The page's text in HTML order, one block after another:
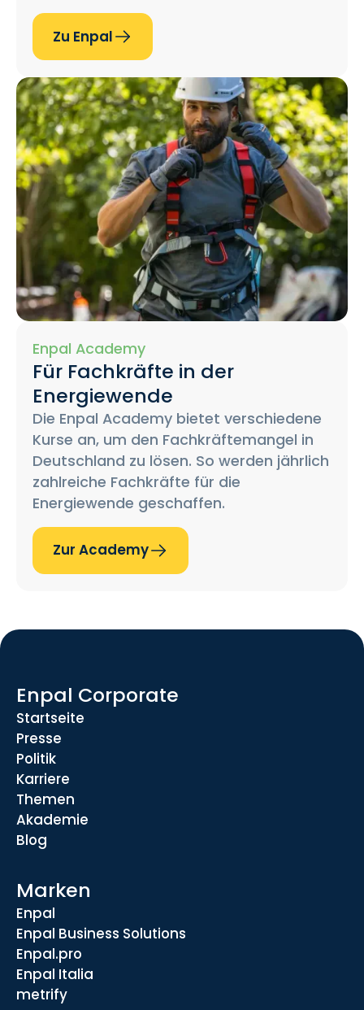
Zu Enpal
Enpal Academy
Für Fachkräfte in der
Energiewende
Die Enpal Academy bietet verschiedene
Kurse an, um den Fachkräftemangel in
Deutschland zu lösen. So werden jährlich
zahlreiche Fachkräfte für die
Energiewende geschaffen.
Zur Academy
Enpal Corporate
Startseite
Presse
Politik
Karriere
Themen
Akademie
Blog
Marken
Enpal
Enpal Business Solutions
Enpal.pro
Enpal Italia
metrify